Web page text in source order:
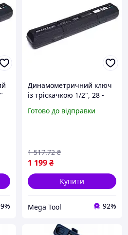
Динамометричний ключ
із тріскачкою 1/2", 28 -
KD10203 ключ
Готово до відправки
1 199₴
1 517.72 ₴
Купити
Mega Tool 92%